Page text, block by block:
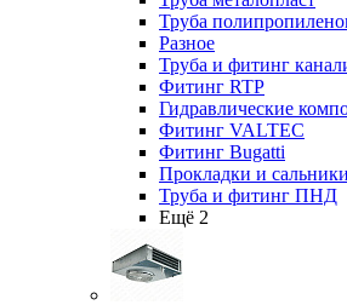
Труба
Разное
Труба и фитинг
Фитинг RTP
Гидравлические
Фитинг VALTEC
Фитинг Bugatti
Прокладки и сальники
Труба и фитинг ПНД
Ещё 2